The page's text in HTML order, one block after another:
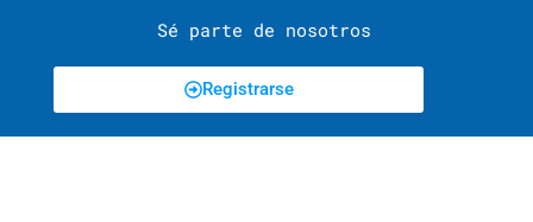
Sé parte de nosotros
Registrarse